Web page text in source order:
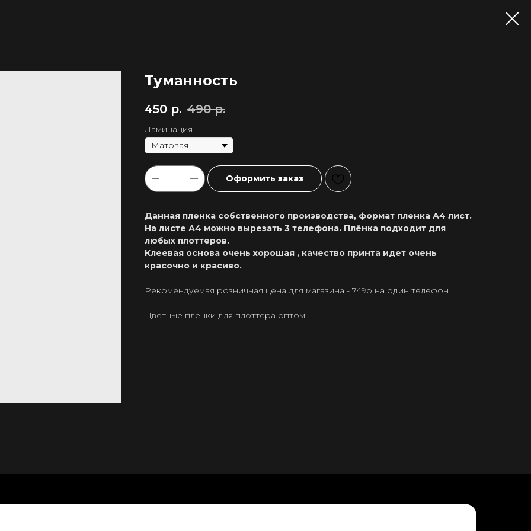
Туманность
450 р. 490 р.
Ламинация
Оформить заказ
Данная пленка собственного производства, формат пленка А4 лист.
На листе А4 можно вырезать 3 телефона. Плёнка подходит для
любых плоттеров.
Клеевая основа очень хорошая , качество принта идет очень
красочно и красиво.
Рекомендуемая розничная цена для магазина - 749р на один телефон .
Цветные пленки для плоттера оптом